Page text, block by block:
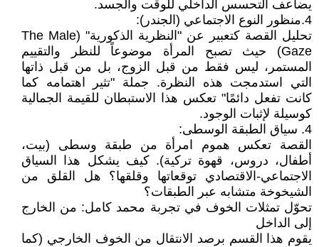
يضاعف التحسس الداخلي للوقت والجسد.
4.منظور النوع الاجتماعي (الجندر):
تحليل القصة كتعبير عن "النظرية الذكورية" (The Male
Gaze) حيث تصبح المرأة موضوعاً للنظر والتقييم
المستمر، ليس فقط من قبل الزوج، بل من قبل ذاتها
التي استدمجت هذه النظرة. جملة "تثير اهتمامه كما
كانت تفعل دائمًا" تعكس هذا الاستبطان للقيمة الجمالية
كوسيلة لإثبات الوجود.
4. سياق الطبقة الوسطى:
القصة تعكس هموم امرأة من طبقة وسطى (بيت،
أطفال، دروس، قهوة تركية). كيف يشكل هذا السياق
الاجتماعي-الاقتصادي توقعاتها وقلقها؟ هل القلق من
الشيخوخة متشابه عبر الطبقات؟
تحوّل تمثلات الخوف في تجربة محمد كامل: من الخارج
إلى الداخل
يقوم هذا القسم برصد الانتقال من الخوف الخارجي (كما